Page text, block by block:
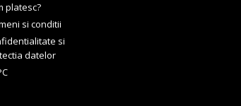
platesc?
si conditii
si
datelor